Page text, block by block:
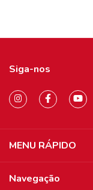
Siga-nos
MENU RÁPIDO
Navegação